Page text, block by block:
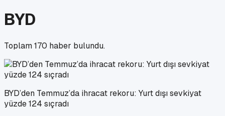
BYD
Toplam170 haber bulundu.
BYD’den Temmuz’da ihracat rekoru: Yurt dışı sevkiyat
yüzde 124 sıçradı